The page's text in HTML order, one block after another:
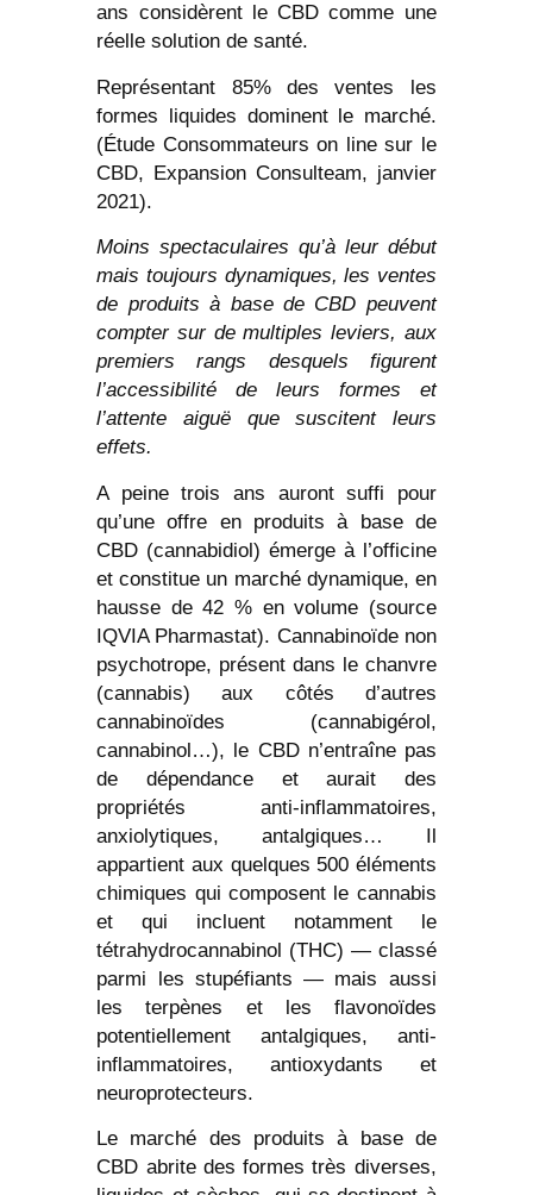
ans considèrent le CBD comme une
réelle solution de santé.
Représentant 85% des ventes les
formes liquides dominent le marché.
(Étude Consommateurs on line sur le
CBD, Expansion Consulteam, janvier
2021).
Moins spectaculaires qu’à leur début
mais toujours dynamiques, les ventes
de produits à base de CBD peuvent
compter sur de multiples leviers, aux
premiers rangs desquels figurent
l’accessibilité de leurs formes et
l’attente aiguë que suscitent leurs
effets.
A peine trois ans auront suffi pour
qu’une offre en produits à base de
CBD (cannabidiol) émerge à l’officine
et constitue un marché dynamique, en
hausse de 42 % en volume (source
IQVIA Pharmastat). Cannabinoïde non
psychotrope, présent dans le chanvre
(cannabis) aux côtés d’autres
cannabinoïdes (cannabigérol,
cannabinol…), le CBD n’entraîne pas
de dépendance et aurait des
propriétés anti-inflammatoires,
anxiolytiques, antalgiques… Il
appartient aux quelques 500 éléments
chimiques qui composent le cannabis
et qui incluent notamment le
tétrahydrocannabinol (THC) — classé
parmi les stupéfiants — mais aussi
les terpènes et les flavonoïdes
potentiellement antalgiques, anti-
inflammatoires, antioxydants et
neuroprotecteurs.
Le marché des produits à base de
CBD abrite des formes très diverses,